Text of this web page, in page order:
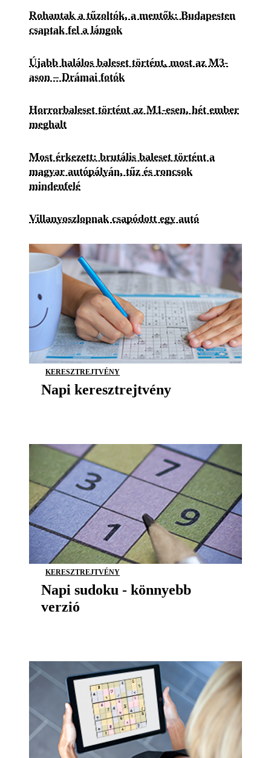
Rohantak a tűzoltók, a mentők: Budapesten
csaptak fel a lángok
Újabb halálos baleset történt, most az M3-
ason – Drámai fotók
Horrorbaleset történt az M1-esen, hét ember
meghalt
Most érkezett: brutális baleset történt a
magyar autópályán, tűz és roncsok
mindenfelé
Villanyoszlopnak csapódott egy autó
KERESZTREJTVÉNY
Napi keresztrejtvény
KERESZTREJTVÉNY
Napi sudoku - könnyebb
verzió